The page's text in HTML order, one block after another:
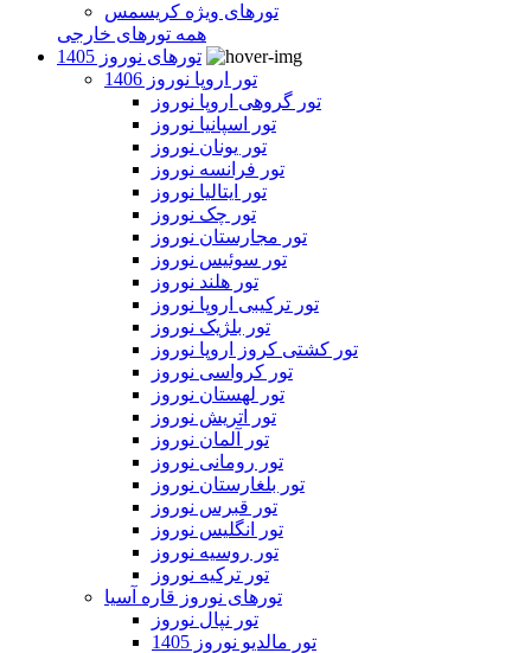
تورهای ویژه کریسمس
همه تورهای خارجی
تورهای نوروز 1405
تور اروپا نوروز 1406
تور گروهی اروپا نوروز
تور اسپانیا نوروز
تور یونان نوروز
تور فرانسه نوروز
تور ایتالیا نوروز
تور چک نوروز
تور مجارستان نوروز
تور سوئیس نوروز
تور هلند نوروز
تور ترکیبی اروپا نوروز
تور بلژیک نوروز
تور کشتی کروز اروپا نوروز
تور کرواسی نوروز
تور لهستان نوروز
تور اتریش نوروز
تور آلمان نوروز
تور رومانی نوروز
تور بلغارستان نوروز
تور قبرس نوروز
تور انگلیس نوروز
تور روسیه نوروز
تور ترکیه نوروز
تورهای نوروز قاره آسیا
تور نپال نوروز
تور مالدیو نوروز 1405